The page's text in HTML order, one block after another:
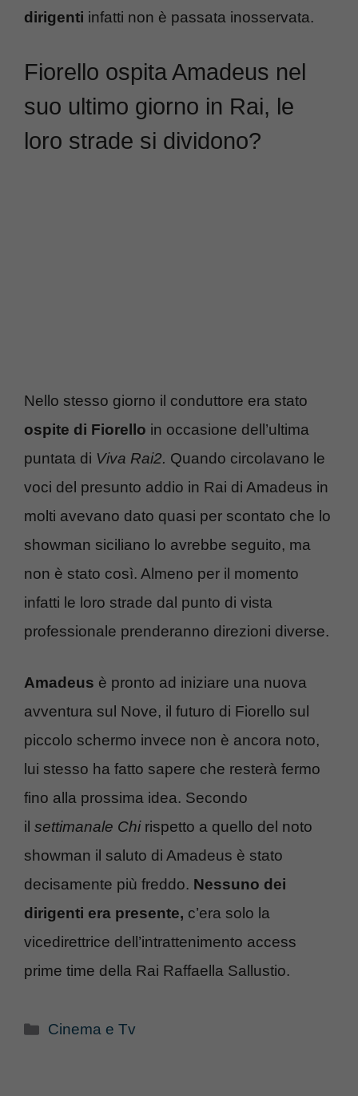
dirigenti infatti non è passata inosservata.
Fiorello ospita Amadeus nel
suo ultimo giorno in Rai, le
loro strade si dividono?
Nello stesso giorno il conduttore era stato
ospite di Fiorello in occasione dell’ultima
puntata di Viva Rai2. Quando circolavano le
voci del presunto addio in Rai di Amadeus in
molti avevano dato quasi per scontato che lo
showman siciliano lo avrebbe seguito, ma
non è stato così. Almeno per il momento
infatti le loro strade dal punto di vista
professionale prenderanno direzioni diverse.
Amadeus è pronto ad iniziare una nuova
avventura sul Nove, il futuro di Fiorello sul
piccolo schermo invece non è ancora noto,
lui stesso ha fatto sapere che resterà fermo
fino alla prossima idea. Secondo
il settimanale Chi rispetto a quello del noto
showman il saluto di Amadeus è stato
decisamente più freddo. Nessuno dei
dirigenti era presente, c’era solo la
vicedirettrice dell’intrattenimento access
prime time della Rai Raffaella Sallustio.
Categorie
Cinema e Tv